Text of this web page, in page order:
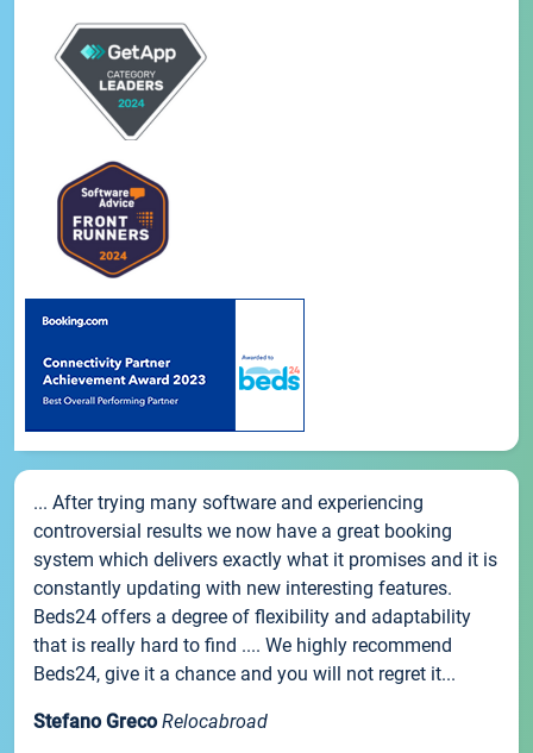
... After trying many software and experiencing
controversial results we now have a great booking
system which delivers exactly what it promises and it is
constantly updating with new interesting features.
Beds24 offers a degree of flexibility and adaptability
that is really hard to find .... We highly recommend
Beds24, give it a chance and you will not regret it...
Stefano Greco Relocabroad